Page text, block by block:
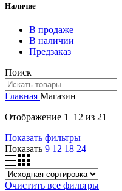
Наличие
В продаже
В наличии
Предзаказ
Поиск
Главная Магазин
Отображение 1–12 из 21
Показать фильтры
Показать 9 12 18 24
Очистить все фильтры